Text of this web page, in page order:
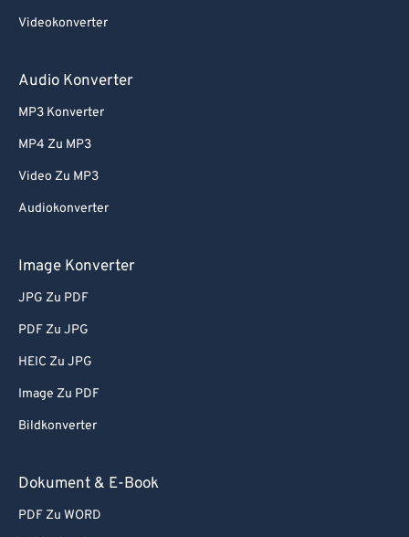
Videokonverter
Audio Konverter
MP3 Konverter
MP4 Zu MP3
Video Zu MP3
Audiokonverter
Image Konverter
JPG Zu PDF
PDF Zu JPG
HEIC Zu JPG
Image Zu PDF
Bildkonverter
Dokument & E-Book
PDF Zu WORD